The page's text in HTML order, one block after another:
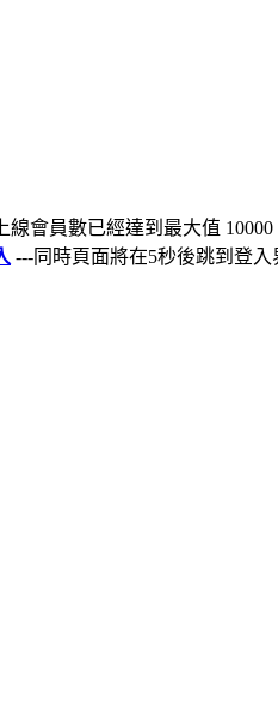
會員數已經達到最大值
---同時頁面將在5秒後跳到登入